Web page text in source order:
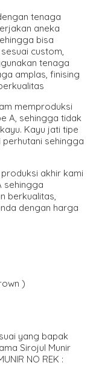
tenaga
aneka
bisa
custom,
tenaga
amplas, finising
memproduksi
A, sehingga tidak
Kayu jati tipe
sehingga
akhir kami
sehingga
berkualitas,
dengan harga
)
yang bapak
Sirojul Munir
NO REK :